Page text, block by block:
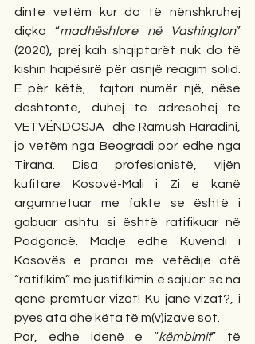
dinte vetëm kur do të nënshkruhej
diçka “madhështore në Vashington”
(2020), prej kah shqiptarët nuk do të
kishin hapësirë për asnjë reagim solid.
E për këtë,  fajtori numër një, nëse
dështonte, duhej të adresohej te
VETVËNDOSJA  dhe Ramush Haradini,
jo vetëm nga Beogradi por edhe nga
Tirana. Disa profesionistë, vijën
kufitare Kosovë-Mali i Zi e kanë
argumnetuar me fakte se është i
gabuar ashtu si është ratifikuar në
Podgoricë. Madje edhe Kuvendi i
Kosovës e pranoi me vetëdije atë
“ratifikim” me justifikimin e sajuar: se na
qenë premtuar vizat! Ku janë vizat?, i
pyes ata dhe këta të m(v)izave sot.
Por, edhe idenë e “këmbimit” të